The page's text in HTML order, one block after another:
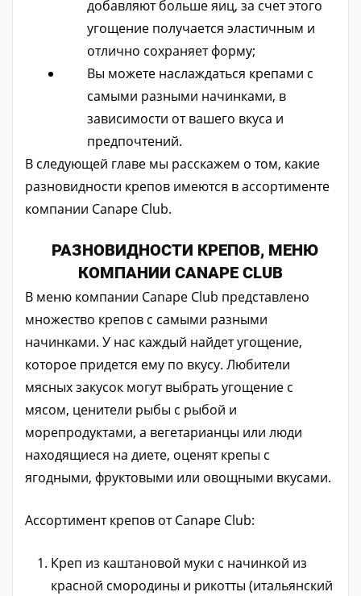
добавляют больше яиц, за счет этого
угощение получается эластичным и
отлично сохраняет форму;
Вы можете наслаждаться крепами с
самыми разными начинками, в
зависимости от вашего вкуса и
предпочтений.
В следующей главе мы расскажем о том, какие
разновидности крепов имеются в ассортименте
компании Canape Club.
РАЗНОВИДНОСТИ КРЕПОВ, МЕНЮ
КОМПАНИИ CANAPE CLUB
В меню компании Canape Club представлено
множество крепов с самыми разными
начинками. У нас каждый найдет угощение,
которое придется ему по вкусу. Любители
мясных закусок могут выбрать угощение с
мясом, ценители рыбы с рыбой и
морепродуктами, а вегетарианцы или люди
находящиеся на диете, оценят крепы с
ягодными, фруктовыми или овощными вкусами.
Ассортимент крепов от Canape Club:
Креп из каштановой муки с начинкой из
красной смородины и рикотты (итальянский